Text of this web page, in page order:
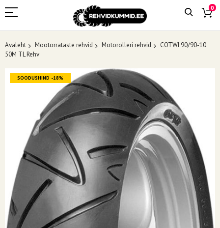
0
Avaleht Mootorrataste rehvid Motorolleri rehvid
COTWI 90/90-10
50M TL Rehv
Skip
SOODUSHIND -18%